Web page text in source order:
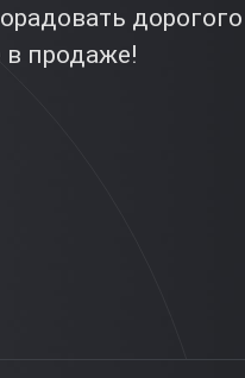
продаже!